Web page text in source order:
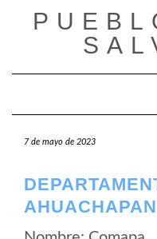
7 de mayo de 2023